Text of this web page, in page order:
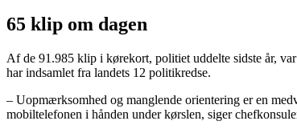
65 klip om dagen
Af de 91.985 klip i kørekort, politiet uddelte sidste år,
har indsamlet fra landets 12 politikredse.
– Uopmærksomhed og manglende orientering er en
mobiltelefonen i hånden under kørslen, siger